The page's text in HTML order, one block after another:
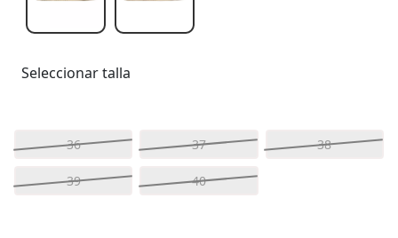
Seleccionar talla
36 37 38
39 40